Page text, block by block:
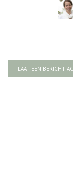
LAAT EEN BERICHT